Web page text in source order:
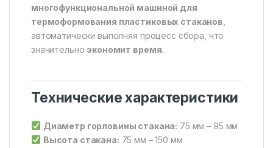
многофункциональной машиной для
термоформования пластиковых стаканов
автоматически выполняя процесс сбора, что
значительно экономит время.
Технические характеристики
Диаметр горловины стакана: 75 мм – 95 мм
Высота стакана: 75 мм – 150 мм